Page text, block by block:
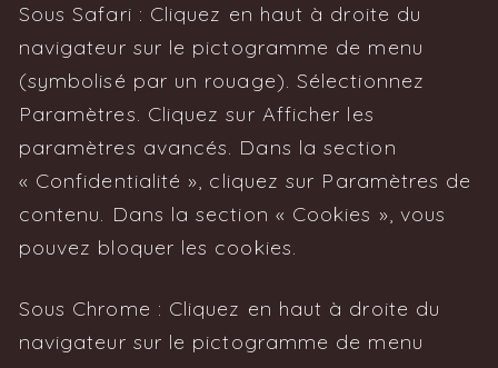
Sous Safari : Cliquez en haut à droite du
navigateur sur le pictogramme de menu
(symbolisé par un rouage). Sélectionnez
Paramètres. Cliquez sur Afficher les
paramètres avancés. Dans la section
« Confidentialité », cliquez sur Paramètres de
contenu. Dans la section « Cookies », vous
pouvez bloquer les cookies.
Sous Chrome : Cliquez en haut à droite du
navigateur sur le pictogramme de menu